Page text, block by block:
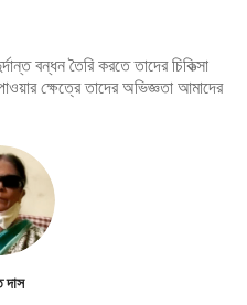
বন্ধন তৈরি করতে তাদের চিকিত্সা
ক্ষেত্রে তাদের অভিজ্ঞতা আমাদের
দাস